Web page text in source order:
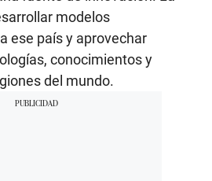
modelos
ese país y aprovechar
conocimientos y
del mundo.